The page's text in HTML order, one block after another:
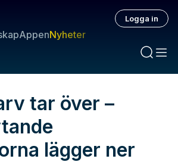
AppenNyheter
Logga in
tar över –
lägger ner